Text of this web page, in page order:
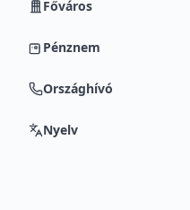
Főváros
Pénznem
Országhívó
Nyelv